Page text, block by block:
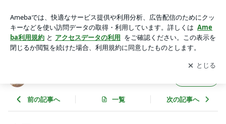
アプリをダウンロードして ブログの更新通知
を受け取りまし
ょう。
開く
前の記事へ 一覧 次の記事へ